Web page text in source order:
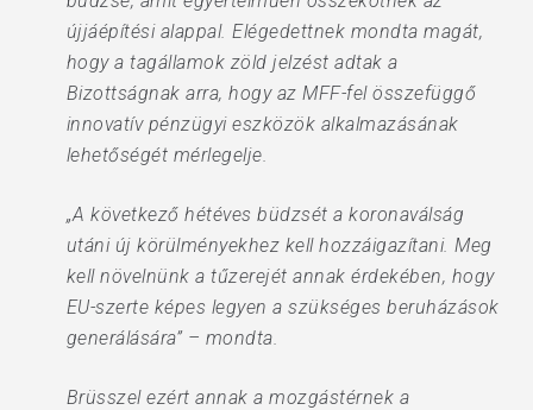
újjáépítési alappal. Elégedettnek mondta magát,
hogy a tagállamok zöld jelzést adtak a
Bizottságnak arra, hogy az MFF-fel összefüggő
innovatív pénzügyi eszközök alkalmazásának
lehetőségét mérlegelje.
„A következő hétéves büdzsét a koronaválság
utáni új körülményekhez kell hozzáigazítani. Meg
kell növelnünk a tűzerejét annak érdekében, hogy
EU-szerte képes legyen a szükséges beruházások
generálására” – mondta.
Brüsszel ezért annak a mozgástérnek a